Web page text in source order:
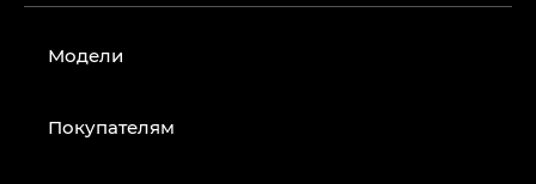
Модели
Покупателям